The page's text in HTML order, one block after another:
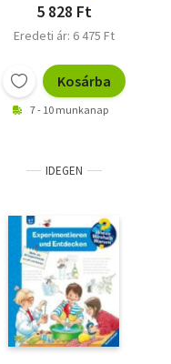
5 828 Ft
Eredeti ár: 6 475 Ft
Kosárba
7 - 10 munkanap
IDEGEN